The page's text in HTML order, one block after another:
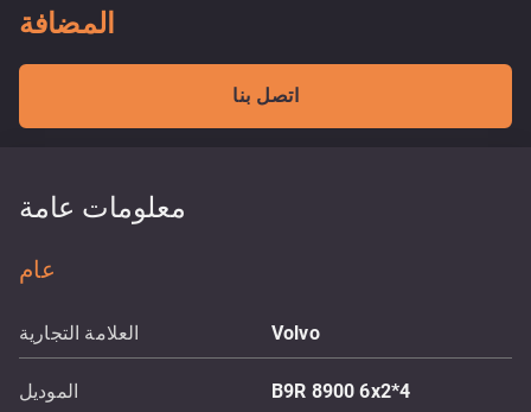
المضافة
اتصل بنا
معلومات عامة
عام
العلامة التجارية Volvo
الموديل B9R 8900 6x2*4